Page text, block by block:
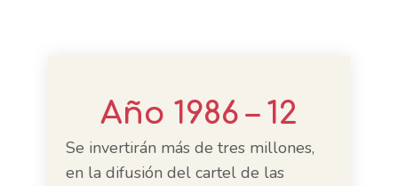
Año 1986 – 12
Se invertirán más de tres millones,
en la difusión del cartel de las